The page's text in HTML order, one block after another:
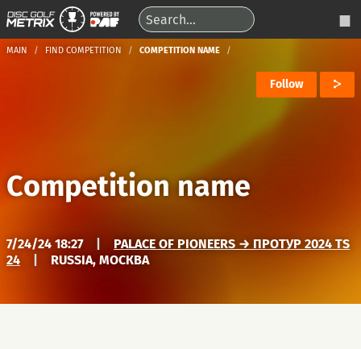
MAIN FIND COMPETITION COMPETITION NAME
Follow
Competition name
7/24/24 18:27
PALACE OF PIONEERS → ПРОТУР 2024 TS
24
RUSSIA, МОСКВА